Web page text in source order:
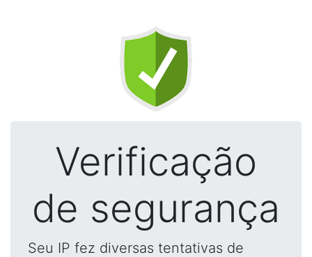
Verificação
de segurança
Seu IP fez diversas tentativas de